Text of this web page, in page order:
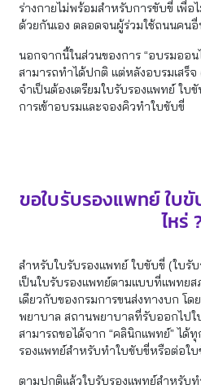
ร่างกายไม่พร้อมสำหรับการขับขี่ เพื่อ
ด้วยกันเอง ตลอดจนผู้ร่วมใช้ถนนคนอื่
นอกจากนี้ในส่วนของการ “อบรมออ
สามารถทำได้ปกติ แต่หลังอบรมเสร็จ
จำเป็นต้องเตรียมใบรับรองแพทย์ ใบ
การเข้าอบรมและจองคิวทำใบขับขี่
ขอใบรับรองแพทย์ ใบขั
ไหร่
สำหรับใบรับรองแพทย์ ใบขับขี่ (ใบรั
เป็นใบรับรองแพทย์ตามแบบที่แพทยส
เดียวกับของกรมการขนส่งทางบก โด
พยาบาล สถานพยาบาลที่รับออกไป
สามารถขอได้จาก “คลินิกแพทย์” ได้
รองแพทย์สำหรับทําใบขับขี่หรือต่อใบ
ตามปกติแล้วใบรับรองแพทย์สำหรับ